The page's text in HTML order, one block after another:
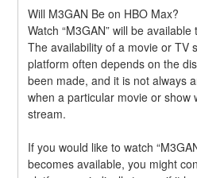
Will M3GAN Be on HBO Max?
Watch “M3GAN” will be
The availability of a movie or TV
platform often depends on the
been made, and it is not always
when a particular movie or show
stream.
If you would like to watch
becomes available, you might